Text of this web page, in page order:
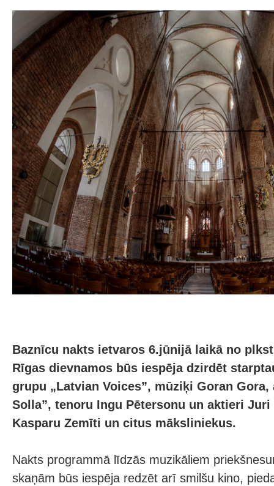
Baznīcu nakts ietvaros 6.jūnijā laikā no
Rīgas dievnamos būs iespēja dzirdēt
grupu „Latvian Voices”, mūziķi Goran Gora,
Solla”, tenoru Ingu Pētersonu un aktieri
Kasparu Zemīti un citus māksliniekus.
Nakts programmā līdzās muzikāliem
skaņām būs iespēja redzēt arī smilšu kino,